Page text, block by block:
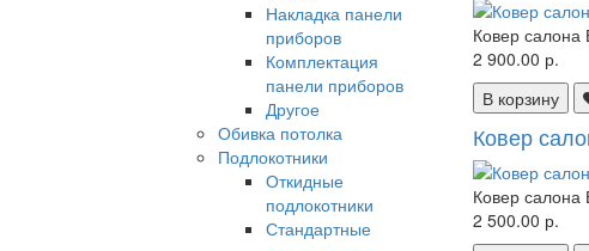
Накладка панели
приборов
Комплектация
панели приборов
Другое
Обивка потолка
Подлокотники
Откидные
подлокотники
Стандартные
Ковер
2 900.00 р.
В корзину
Ковер
Ковер
2 500.00 р.